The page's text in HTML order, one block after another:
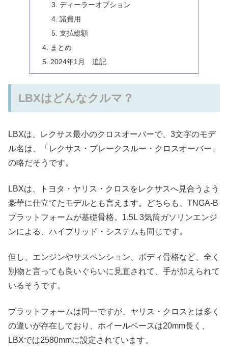
ディーラーオプション
諸費用
支払総額
まとめ
2024年1月 追記
LBXはどんなクルマ？
LBXは、レクサス最小のクロスオーバーで、3文字のモデ
ル名は、「レクサス・ブレークスルー・クロスオーバー」
の略だそうです。
LBXは、トヨタ・ヤリス・クロスをレクサスへ見合うよう
豪華に仕立てたモデルとも言えます。どちらも、TNGA-B
プラットフォームが基礎骨格。1.5L 3気筒ガソリンエンジ
ンによる、ハイブリッド・システムも同じです。
但し、エンジンやサスペンション、ボディ骨格など、全く
別物と言っても良いぐらいに見直されて、手が加えられて
いるそうです。
プラットフォームは同一ですが、ヤリス・クロスとは多く
の違いが存在しており、ホイールベースは20mm長く、
LBXでは2580mmに設定されています。